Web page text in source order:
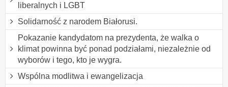
liberalnych i LGBT
Solidarność z narodem Białorusi.
Pokazanie kandydatom na prezydenta, że walka o
klimat powinna być ponad podziałami, niezależnie od
wyborów i tego, kto je wygra.
Wspólna modlitwa i ewangelizacja